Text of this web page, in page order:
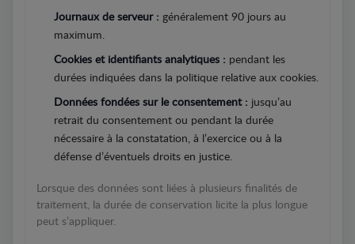
Journaux de serveur : généralement 90 jours au
maximum.
Cookies et identifiants analytiques : pendant les
durées indiquées dans la politique relative aux cookies.
Données fondées sur le consentement : jusqu’au
retrait du consentement ou pendant la durée
nécessaire à la constatation, à l’exercice ou à la
défense d’éventuels droits en justice.
Lorsque des données sont liées à plusieurs finalités de
traitement, la durée de conservation licite la plus longue
peut s’appliquer.